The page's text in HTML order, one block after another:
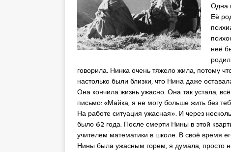
Одна
Её
неё
говорила. Нинка очень тяжело жила, потому
настолько были близки, что Нина даже
Она кончила жизнь ужасно. Она так устала,
письмо: «Майка, я не могу больше жить без
На работе ситуация ужасная». И через
было 62 года. После смерти Нины в этой
учителем математики в школе. В своё время
Нины была ужасным горем, я думала, просто